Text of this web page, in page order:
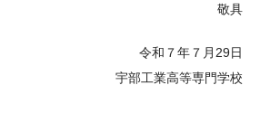
敬具
令和７年７月29日
宇部工業高等専門学校